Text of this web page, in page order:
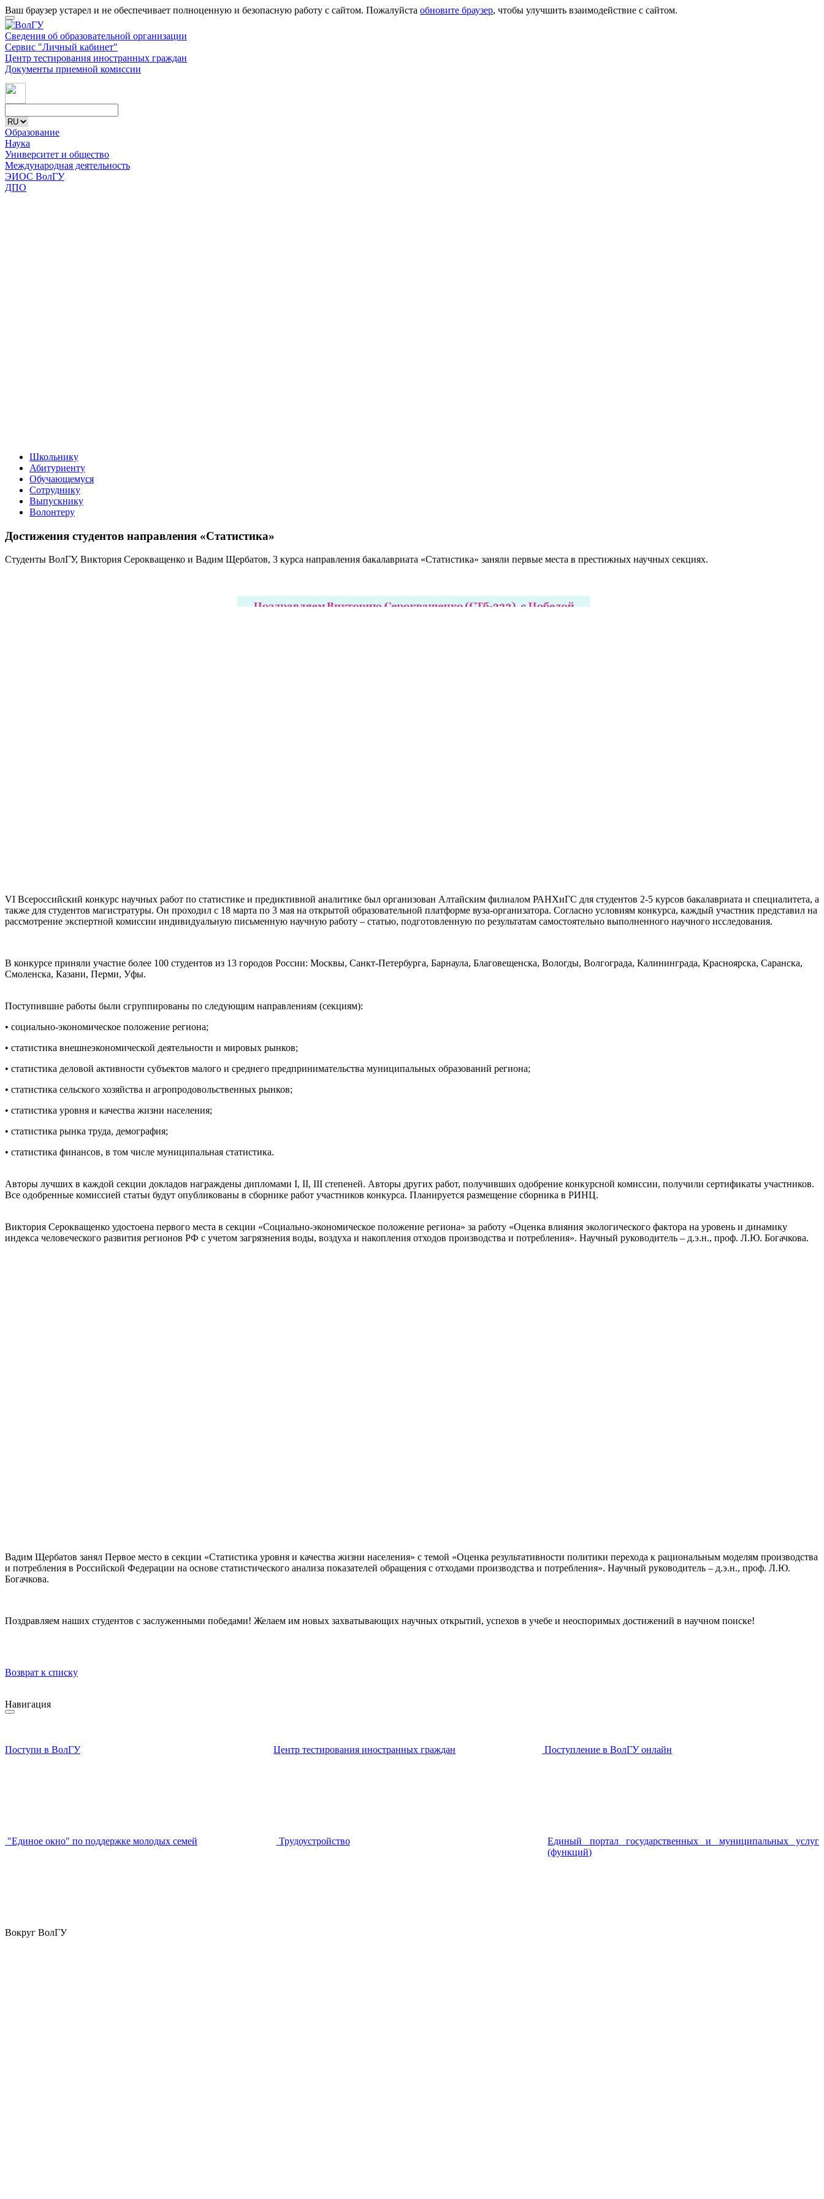
Ваш браузер устарел и не обеспечивает полноценную и безопасную работу с сайтом. Пожалуйста обновите браузер, чтобы улучшить взаимодействие с сайтом.
Сведения об образовательной организации
Сервис "Личный кабинет"
Центр тестирования иностранных граждан
Документы приемной комиссии
Образование
Наука
Университет и общество
Международная деятельность
ЭИОС ВолГУ
ДПО
Школьнику
Абитуриенту
Обучающемуся
Сотруднику
Выпускнику
Волонтеру
Достижения студентов направления «Статистика»
Студенты ВолГУ, Виктория Серокващенко и Вадим Щербатов, 3 курса направления бакалавриата «Статистика» заняли первые места в престижных научных секциях.
VI Всероссийский конкурс научных работ по статистике и предиктивной аналитике был организован Алтайским филиалом РАНХиГС для студентов 2-5 курсов бакалавриата и специалитета, а
также для студентов магистратуры. Он проходил с 18 марта по 3 мая на открытой образовательной платформе вуза-организатора. Согласно условиям конкурса, каждый участник представил на
рассмотрение экспертной комиссии индивидуальную письменную научную работу – статью, подготовленную по результатам самостоятельно выполненного научного исследования.
В конкурсе приняли участие более 100 студентов из 13 городов России: Москвы, Санкт-Петербурга, Барнаула, Благовещенска, Вологды, Волгограда, Калининграда, Красноярска, Саранска,
Смоленска, Казани, Перми, Уфы.
Поступившие работы были сгруппированы по следующим направлениям (секциям):
• социально-экономическое положение региона;
• статистика внешнеэкономической деятельности и мировых рынков;
• статистика деловой активности субъектов малого и среднего предпринимательства муниципальных образований региона;
• статистика сельского хозяйства и агропродовольственных рынков;
• статистика уровня и качества жизни населения;
• статистика рынка труда, демография;
• статистика финансов, в том числе муниципальная статистика.
Авторы лучших в каждой секции докладов награждены дипломами I, II, III степеней. Авторы других работ, получивших одобрение конкурсной комиссии, получили сертификаты участников.
Все одобренные комиссией статьи будут опубликованы в сборнике работ участников конкурса. Планируется размещение сборника в РИНЦ.
Виктория Серокващенко удостоена первого места в секции «Социально-экономическое положение региона» за работу «Оценка влияния экологического фактора на уровень и динамику
индекса человеческого развития регионов РФ с учетом загрязнения воды, воздуха и накопления отходов производства и потребления». Научный руководитель – д.э.н., проф. Л.Ю. Богачкова.
Вадим Щербатов занял Первое место в секции «Статистика уровня и качества жизни населения» с темой «Оценка результативности политики перехода к рациональным моделям производства
и потребления в Российской Федерации на основе статистического анализа показателей обращения с отходами производства и потребления». Научный руководитель – д.э.н., проф. Л.Ю.
Богачкова.
Поздравляем наших студентов с заслуженными победами! Желаем им новых захватывающих научных открытий, успехов в учебе и неоспоримых достижений в научном поиске!
Возврат к списку
Навигация
Поступи в ВолГУ Центр тестирования иностранных граждан Поступление в ВолГУ онлайн
"Единое окно" по поддержке молодых семей Трудоустройство
Единый портал государственных и муниципальных услуг
(функций)
Вокруг ВолГУ